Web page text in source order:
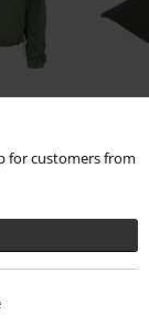
for customers from